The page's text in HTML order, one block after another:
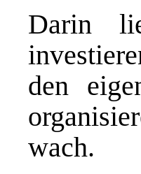
Darin
den
wach.